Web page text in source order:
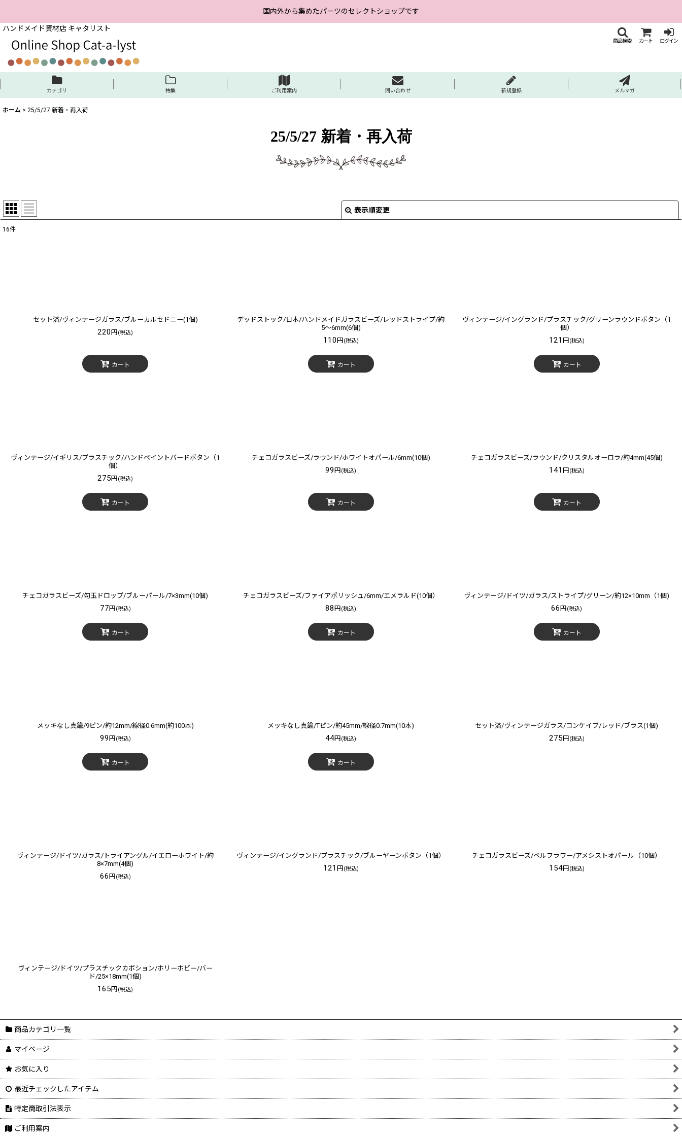
国内外から集めたパーツのセレクトショップです
ハンドメイド資材店 キャタリスト
商品検索 カート ログイン
カテゴリ 特集 ご利用案内 問い合わせ 新規登録 メルマガ
ホーム > 25/5/27 新着・再入荷
25/5/27 新着・再入荷
表示順変更
16件
セット済/ヴィンテージガラス/ブルーカルセドニー(1個)
220円 (税込)
カート
デッドストック/日本/ハンドメイドガラスビーズ/レッドストライプ/約
5〜6mm(6個)
110 円 (税込)
カート
ヴィンテージ/イングランド/プラスチック/グリーンラウンドボタン（1
個）
121 円 (税込)
カート
ヴィンテージ/イギリス/プラスチック/ハンドペイントバードボタン（1
個）
275円 (税込)
カート
チェコガラスビーズ/ラウンド/ホワイトオパール/6mm(10個)
99円 (税込)
カート
チェコガラスビーズ/ラウンド/クリスタルオーロラ/約4mm(45個)
141 円 (税込)
カート
チェコガラスビーズ/勾玉ドロップ/ブルーパール/7×3mm(10個)
77 円 (税込)
カート
チェコガラスビーズ/ファイアポリッシュ/6mm/エメラルド(10個）
88円 (税込)
カート
ヴィンテージ/ドイツ/ガラス/ストライプ/グリーン/約12×10mm（1個)
66円 (税込)
カート
メッキなし真鍮/9ピン/約12mm/線径0.6mm(約100本)
99 円 (税込)
カート
メッキなし真鍮/Tピン/約45mm/線径0.7mm(10本)
44円 (税込)
カート
セット済/ヴィンテージガラス/コンケイブ/レッド/ブラス(1個)
275 円 (税込)
ヴィンテージ/ドイツ/ガラス/トライアングル/イエローホワイト/約
8×7mm(4個)
66 円 (税込)
ヴィンテージ/イングランド/プラスチック/ブルーヤーンボタン（1個）
121 円 (税込)
チェコガラスビーズ/ベルフラワー/アメシストオパール（10個）
154円 (税込)
ヴィンテージ/ドイツ/プラスチックカボション/ホリーホビー/バー
ド/25×18mm(1個)
165円 (税込)
商品カテゴリ一覧
マイページ
お気に入り
最近チェックしたアイテム
特定商取引法表示
ご利用案内